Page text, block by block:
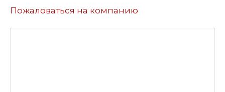
Пожаловаться на компанию